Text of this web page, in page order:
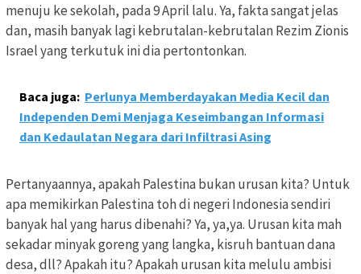
menuju ke sekolah, pada 9 April lalu. Ya, fakta sangat jelas
dan, masih banyak lagi kebrutalan-kebrutalan Rezim Zionis
Israel yang terkutuk ini dia pertontonkan.
Baca juga: Perlunya Memberdayakan Media Kecil dan
Independen Demi Menjaga Keseimbangan Informasi
dan Kedaulatan Negara dari Infiltrasi Asing
Pertanyaannya, apakah Palestina bukan urusan kita? Untuk
apa memikirkan Palestina toh di negeri Indonesia sendiri
banyak hal yang harus dibenahi? Ya, ya,ya. Urusan kita mah
sekadar minyak goreng yang langka, kisruh bantuan dana
desa, dll? Apakah itu? Apakah urusan kita melulu ambisi